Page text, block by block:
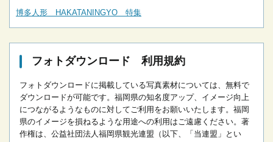
博多人形 HAKATANINGYO 特集
フォトダウンロード 利用規約
フォトダウンロードに掲載している写真素材については、無料で
ダウンロードが可能です。 福岡県の知名度アップ、イメージ向上
につながるようなものに対してご利用をお願いいたします。 福岡
県のイメージを損ねるような用途への利用はご遠慮ください。 著
作権は、公益社団法人福岡県観光連盟（以下、「当連盟」とい